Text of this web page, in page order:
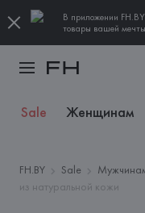
В приложении
товары вашей мечты
Sale Женщинам
FH.BY Sale
из натуральной кожи